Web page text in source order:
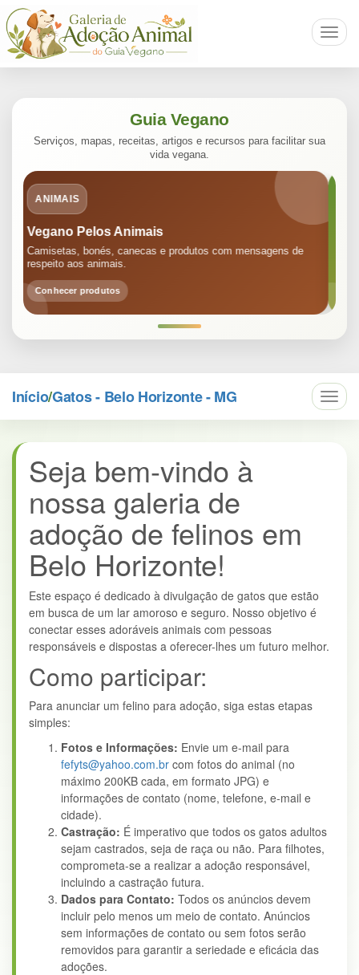
Guia Vegano
Serviços, mapas, receitas, artigos e recursos para facilitar sua
vida vegana.
GUIA
Guia Vegano
Listagens, receitas veganas, artigos, informação e conteúdo
para todos os níveis.
Acessar o guia
Início/Gatos - Belo Horizonte - MG
Seja bem-vindo à
nossa galeria de
adoção de felinos em
Belo Horizonte!
Este espaço é dedicado à divulgação de gatos que estão
em busca de um lar amoroso e seguro. Nosso objetivo é
conectar esses adoráveis animais com pessoas
responsáveis e dispostas a oferecer-lhes um futuro melhor.
Como participar:
Para anunciar um felino para adoção, siga estas etapas
simples:
Fotos e Informações: Envie um e-mail para
fefyts@yahoo.com.br com fotos do animal (no
máximo 200KB cada, em formato JPG) e
informações de contato (nome, telefone, e-mail e
cidade).
Castração: É imperativo que todos os gatos adultos
sejam castrados, seja de raça ou não. Para filhotes,
comprometa-se a realizar a adoção responsável,
incluindo a castração futura.
Dados para Contato: Todos os anúncios devem
incluir pelo menos um meio de contato. Anúncios
sem informações de contato ou sem fotos serão
removidos para garantir a seriedade e eficácia das
adoções.